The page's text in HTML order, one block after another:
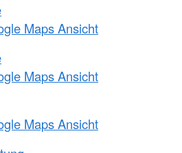
Maps Ansicht
Maps Ansicht
Maps Ansicht